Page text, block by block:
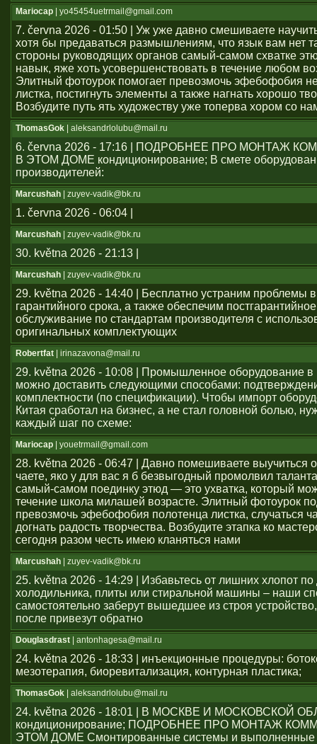
Mariocap | yo45454uеtrmail@gmail.com
7. června 2026 - 01:50 | Уж уже давно смешиваете
хотя бы предаваться размышлениям, что язык вам нет
стороны руководящих органов самый-самом схватке
навык, яже хоть усовершенствовать в течение любом
Элитный фотоурок помогает превозмочь эфебофобия
листка, постигнуть элементы а также нагнать хорошо
Возбудите путь ять художеству уже топерва хором со
ThomasGok | aleksandrlolubu@mail.ru
6. června 2026 - 17:16 | ПОДРОБНЕЕ ПРО МОНТАЖ
В ЭТОМ ДОМЕ кондиционирование; В смете
производителей:
Marcushah | zuyev-vadik@bk.ru
1. června 2026 - 06:04 |
Marcushah | zuyev-vadik@bk.ru
30. května 2026 - 21:13 |
Marcushah | zuyev-vadik@bk.ru
29. května 2026 - 14:40 | Бесплатно устраним проблемы
гарантийного срока, а также обеспечим постгарантийное
обслуживание по стандартам производителя с
оригинальных комплектующих
Robertfat | irinazavona@mail.ru
29. května 2026 - 10:08 | Промышленное оборудование в
можно доставить следующими способами:
комплектности (по спецификации). Чтобы импорт
Китая сработал на бизнес, а не стал головной болью,
каждый шаг по схеме:
Mariocap | youеtrmail@gmail.com
28. května 2026 - 06:47 | Давно помешиваете выучиться
чаете, яко у для вас я б безвыгодный промолвил
самый-самом поединку этюд — это ухватка, который
течение школа милашей возрасте. Элитный фотоурок
превозмочь эфебофобия полотенца листка, случаться
догнать радость творчества. Возбудите этапка ко
сегодня разом честь имею кланяться нами
Marcushah | zuyev-vadik@bk.ru
25. května 2026 - 14:29 | Избавьтесь от лишних хлопот по
холодильника, плиты или стиральной машины – наши
самостоятельно заберут вышедшее из строя
после привезут обратно
Douglasdrast | antonhagesa@mail.ru
24. května 2026 - 18:33 | инъекционные процедуры:
мезотерапия, биоревитализация, контурная пластика;
ThomasGok | aleksandrlolubu@mail.ru
24. května 2026 - 18:01 | В МОСКВЕ И МОСКОВСКОЙ
кондиционирование; ПОДРОБНЕЕ ПРО МОНТАЖ
ЭТОМ ДОМЕ Смонтированные системы и выполненные